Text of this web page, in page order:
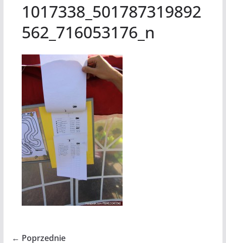
1017338_501787319892
562_716053176_n
← Poprzednie